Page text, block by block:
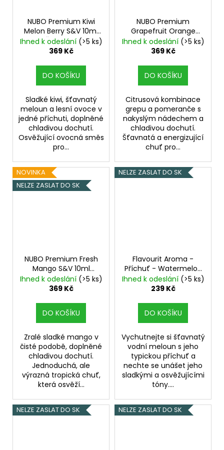
NUBO Premium Kiwi
Melon Berry S&V 10ml
Kiwi, Žlutý meloun,
Bobule, Chladivá
Ihned k odeslání (>5 ks)
369 Kč
DO KOŠÍKU
Sladké kiwi, šťavnatý
meloun a lesní ovoce v
jedné příchuti, doplněné
chladivou dochutí.
Osvěžující ovocná směs
pro...
NUBO Premium
Grapefruit Orange
S&V 10mlGrep,
Pomeranč, Chladivá
Ihned k odeslání (>5 ks)
369 Kč
DO KOŠÍKU
Citrusová kombinace
grepu a pomeranče s
nakyslým nádechem a
chladivou dochutí.
Šťavnatá a energizující
chuť pro...
NOVINKA
NELZE ZASLAT DO SK
NUBO Premium Fresh
Mango S&V 10ml
Mango, Chladivá
složka (ICE)
Ihned k odeslání (>5 ks)
369 Kč
DO KOŠÍKU
Zralé sladké mango v
čisté podobě, doplněné
chladivou dochutí.
Jednoduchá, ale
výrazná tropická chuť,
která osvěží...
NELZE ZASLAT DO SK
Flavourit Aroma -
Příchuť - Watermelon
Exclusive(Vodní
meloun)
Ihned k odeslání (>5 ks)
239 Kč
DO KOŠÍKU
Vychutnejte si šťavnatý
vodní meloun s jeho
typickou příchuť a
nechte se unášet jeho
sladkými a osvěžujícími
tóny....
NELZE ZASLAT DO SK NELZE ZASLAT DO SK